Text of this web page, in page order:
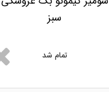
سبز
تمام شد